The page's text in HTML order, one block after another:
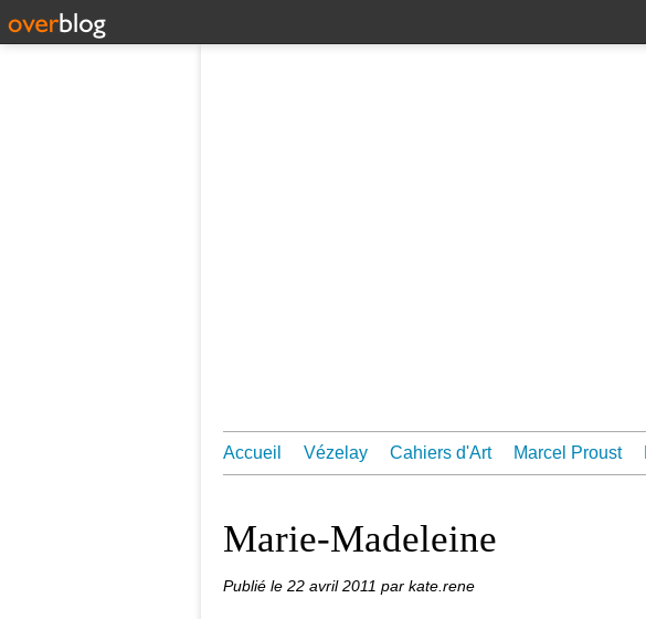
Accueil Vézelay Cahiers d'Art Marcel Proust
Marie-Madeleine
Publié le 22 avril 2011 par kate.rene